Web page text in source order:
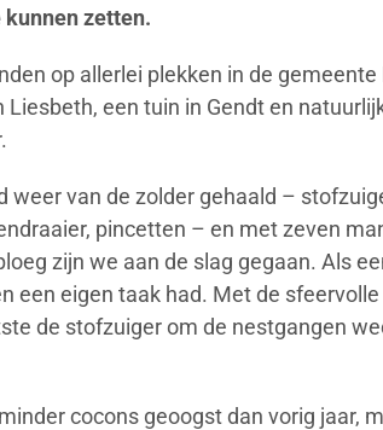
zetten.
op allerlei plekken in de
Liesbeth, een tuin in Gendt en
weer van de zolder gehaald –
pincetten – en met zeven
zijn we aan de slag gegaan. Als
een eigen taak had. Met de
de stofzuiger om de nestgangen
cocons geoogst dan vorig jaar,